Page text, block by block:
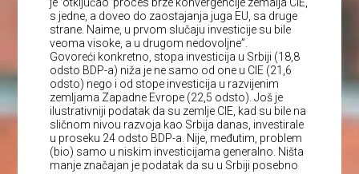
s jedne, a doveo do zaostajanja juga EU, sa druge
strane. Naime, u prvom slučaju investicije su bile
veoma visoke, a u drugom nedovoljne”.
Govoreći konkretno, stopa investicija u Srbiji (18,8
odsto BDP-a) niža je ne samo od one u CIE (21,6
odsto) nego i od stope investicija u razvijenim
zemljama Zapadne Evrope (22,5 odsto). Još je
ilustrativniji podatak da su zemlje CIE, kad su bile na
sličnom nivou razvoja kao Srbija danas, investirale
u proseku 24 odsto BDP-a. Nije, međutim, problem
(bio) samo u niskim investicijama generalno. Ništa
manje značajan je podatak da su u Srbiji posebno